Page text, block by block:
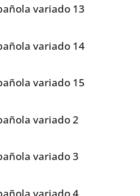
variado 13
variado 14
variado 15
variado 2
variado 3